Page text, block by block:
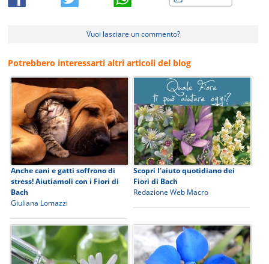
Vuoi lasciare un commento?
Potrebbero interessarti altri articoli del blog
Anche cani e gatti soffrono di
stress! Aiutiamoli con i Fiori di
Bach
Giuliana Lomazzi
Scopri l'aiuto quotidiano dei
Fiori di Bach
Redazione Web Macro